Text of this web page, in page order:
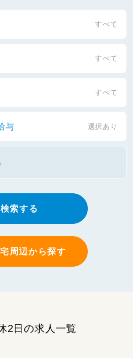
すべて
すべて
すべて
与 選択あり
検索する
周辺から探す
2日の求人一覧